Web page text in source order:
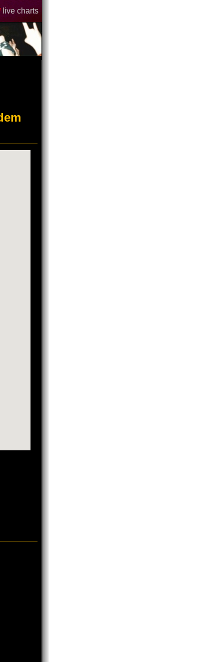
live charts